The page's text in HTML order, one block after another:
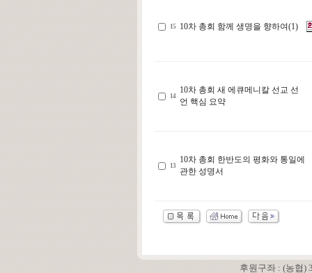
15 10차 총회 함께 생명을 향하여(1)
14
10차 총회 새 에큐메니칼 선교 선
언 핵심 요약
13
10차 총회 한반도의 평화와 통일에
관한 성명서
후원구좌 : (농협)